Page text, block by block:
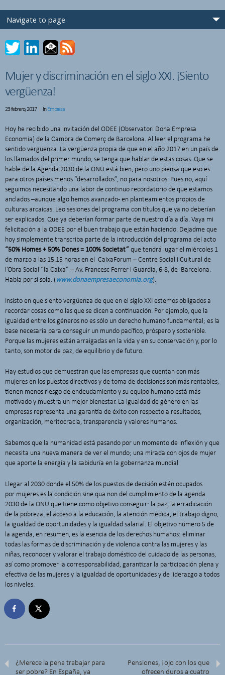
Mujer y discriminación en el siglo XXI. ¡Siento
vergüenza!
23 febrero, 2017 In Empresa
Hoy he recibido una invitación del ODEE (Observatori Dona Empresa
Economia) de la Cambra de Comerç de Barcelona. Al leer el programa he
sentido vergüenza. La vergüenza propia de que en el año 2017 en un país de
los llamados del primer mundo, se tenga que hablar de estas cosas. Que se
hable de la Agenda 2030 de la ONU está bien, pero uno piensa que eso es
para otros países menos “desarrollados”, no para nosotros. Pues no, aquí
seguimos necesitando una labor de continuo recordatorio de que estamos
anclados –aunque algo hemos avanzado- en planteamientos propios de
culturas arcaicas. Leo sesiones del programa con títulos que ya no deberían
ser explicados. Que ya deberían formar parte de nuestro día a día. Vaya mi
felicitación a la ODEE por el buen trabajo que están haciendo. Dejadme que
hoy simplemente transcriba parte de la introducción del programa del acto
“50% Homes + 50% Dones = 100% Societat” que tendrá lugar el miércoles 1
de marzo a las 15.15 horas en el CaixaForum – Centre Social i Cultural de
l’Obra Social “la Caixa” – Av. Francesc Ferrer i Guardia, 6-8, de Barcelona.
Habla por sí sola. ( www.donaempresaeconomia.org).
Insisto en que siento vergüenza de que en el siglo XXI estemos obligados a
recordar cosas como las que se dicen a continuación. Por ejemplo, que la
igualdad entre los géneros no es sólo un derecho humano fundamental; es la
base necesaria para conseguir un mundo pacífico, próspero y sostenible.
Porque las mujeres están arraigadas en la vida y en su conservación y, por lo
tanto, son motor de paz, de equilibrio y de futuro.
Hay estudios que demuestran que las empresas que cuentan con más
mujeres en los puestos directivos y de toma de decisiones son más rentables,
tienen menos riesgo de endeudamiento y su equipo humano está más
motivado y muestra un mejor bienestar. La igualdad de género en las
empresas representa una garantía de éxito con respecto a resultados,
organización, meritocracia, transparencia y valores humanos.
Sabemos que la humanidad está pasando por un momento de inflexión y que
necesita una nueva manera de ver el mundo; una mirada con ojos de mujer
que aporte la energía y la sabiduría en la gobernanza mundial
Llegar al 2030 donde el 50% de los puestos de decisión estén ocupados
por mujeres es la condición sine qua non del cumplimiento de la agenda
2030 de la ONU que tiene como objetivo conseguir: la paz, la erradicación
de la pobreza, el acceso a la educación, la atención médica, el trabajo digno,
la igualdad de oportunidades y la igualdad salarial. El objetivo número 5 de
la agenda, en resumen, es la esencia de los derechos humanos: eliminar
todas las formas de discriminación y de violencia contra las mujeres y las
niñas, reconocer y valorar el trabajo doméstico del cuidado de las personas,
así como promover la corresponsabilidad, garantizar la participación plena y
efectiva de las mujeres y la igualdad de oportunidades y de liderazgo a todos
los niveles.
¿Merece la pena trabajar para
ser pobre? En España, ya
Pensiones, ¡ojo con los que
ofrecen duros a cuatro